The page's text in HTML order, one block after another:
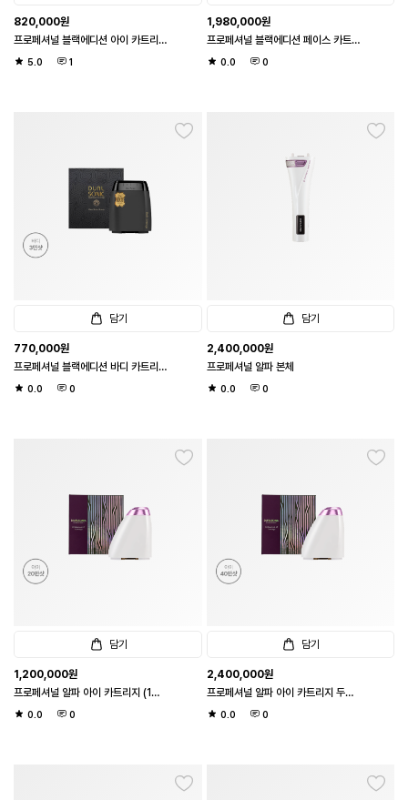
5.0 1
프로페셔널 블랙에디션 아이 카트리지
(1샷 1도트 / 아이 10만샷)
820,000원
0.0 0
프로페셔널 블랙에디션 페이스 카트리
지 2배샷 (1샷 20도트 / 페이스 2만
1,980,000원
담기
0.0 0
프로페셔널 블랙에디션 바디 카트리지
(1샷 20도트 / 바디 3만샷)
770,000원
담기
0.0 0
프로페셔널 알파 본체
2,400,000원
담기
0.0 0
프로페셔널 알파 아이 카트리지 (1샷 1
도트 / 아이 20만샷)
1,200,000원
담기
0.0 0
프로페셔널 알파 아이 카트리지 두배
샷 (1샷 1도트 / 아이 40만샷)
2,400,000원
필터
옵션
카트리지